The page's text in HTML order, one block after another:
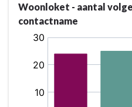
Woonloket - aantal
contactname